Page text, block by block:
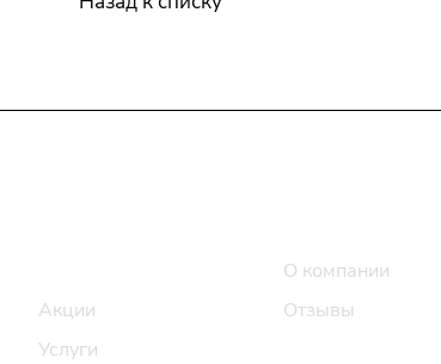
Акции
Услуги
О компании
Отзывы